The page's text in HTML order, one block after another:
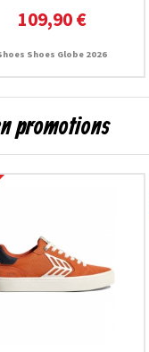
109,90 €
Shoes Globe 2026
promotions